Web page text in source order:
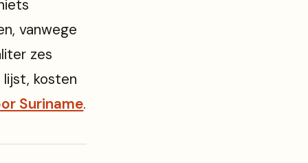
vanwege
zes
kosten
Suriname.